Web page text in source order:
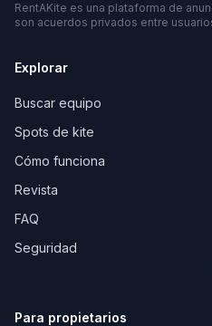
RentAKite es una plataforma de
son acuerdos privados entre
Explorar
Buscar equipo
Spots de kite
Cómo funciona
Revista
FAQ
Seguridad
Para propietarios